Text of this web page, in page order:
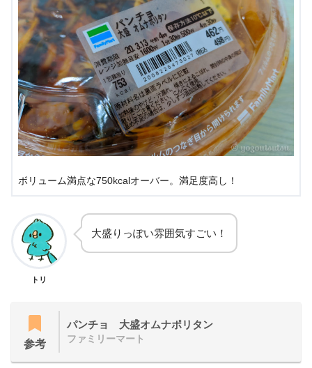
ボリューム満点な750kcalオーバー。満足度高し！
トリ
大盛りっぽい雰囲気すごい！
参考
パンチョ 大盛オムナポリタン
ファミリーマート